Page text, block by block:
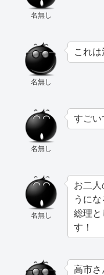
名無し
名無し
これ
名無し
すごい
名無し
お二人
うに
総理と
す！
高市さ